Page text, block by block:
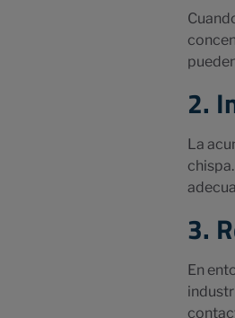
2.
La
3.
En